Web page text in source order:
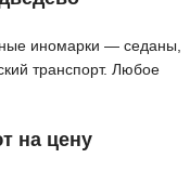
иномарки — седаны,
транспорт. Любое
на цену